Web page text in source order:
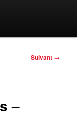
Suivant →
–